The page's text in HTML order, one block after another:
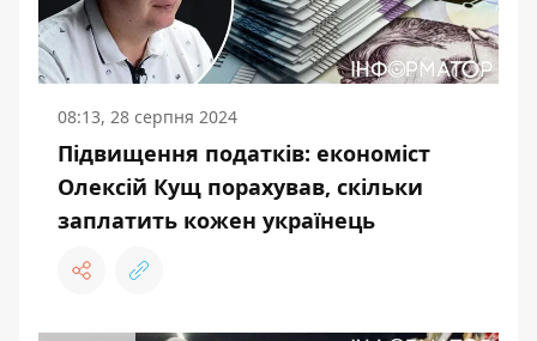
08:13, 28 серпня 2024
Підвищення податків: економіст
Олексій Кущ порахував, скільки
заплатить кожен українець